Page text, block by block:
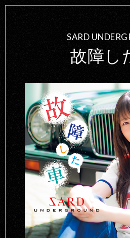
SARD
故障し